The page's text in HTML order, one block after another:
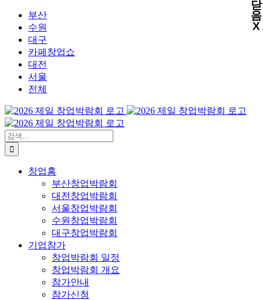
부산
수원
대구
카페창업쇼
대전
서울
전체
검
색:
창업홈
부산창업박람회
대전창업박람회
서울창업박람회
수원창업박람회
대구창업박람회
기업참가
창업박람회 일정
창업박람회 개요
참가안내
참가신청
X
X
X
X
닫
음
X